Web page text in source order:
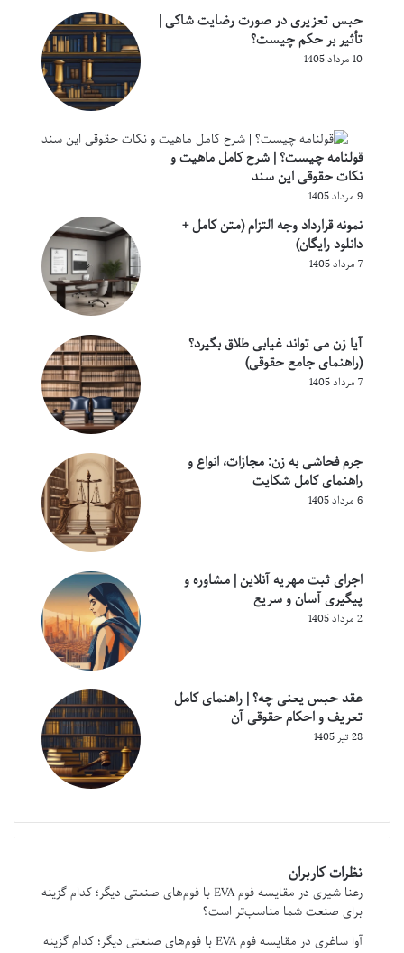
حبس تعزیری در صورت رضایت شاکی |
تأثیر بر حکم چیست؟
10 مرداد 1405
قولنامه چیست؟ | شرح کامل ماهیت و
نکات حقوقی این سند
9 مرداد 1405
نمونه قرارداد وجه التزام (متن کامل +
دانلود رایگان)
7 مرداد 1405
آیا زن می تواند غیابی طلاق بگیرد؟
(راهنمای جامع حقوقی)
7 مرداد 1405
جرم فحاشی به زن: مجازات، انواع و
راهنمای کامل شکایت
6 مرداد 1405
اجرای ثبت مهریه آنلاین | مشاوره و
پیگیری آسان و سریع
2 مرداد 1405
عقد حبس یعنی چه؟ | راهنمای کامل
تعریف و احکام حقوقی آن
28 تیر 1405
نظرات کاربران
رعنا شیری در
مقایسه فوم EVA با فوم‌های صنعتی دیگر؛ کدام گزینه
برای صنعت شما مناسب‌تر است؟
آوا ساغری در
مقایسه فوم EVA با فوم‌های صنعتی دیگر؛ کدام گزینه